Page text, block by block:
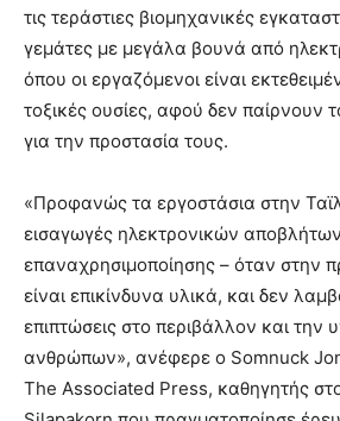
τις τεράστιες βιομηχανικές
γεμάτες με μεγάλα βουνά από
όπου οι εργαζόμενοι είναι
τοξικές ουσίες, αφού δεν παίρνουν
για την προστασία τους.
«Προφανώς τα εργοστάσια στην
εισαγωγές ηλεκτρονικών
επαναχρησιμοποίησης – όταν στην
είναι επικίνδυνα υλικά, και δεν
επιπτώσεις στο περιβάλλον και την
ανθρώπων», ανέφερε ο Somnuck
The Associated Press, καθηγητής